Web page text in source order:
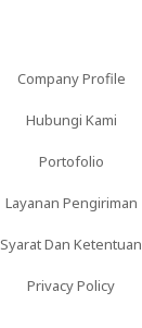
Company Profile
Hubungi Kami
Portofolio
Layanan Pengiriman
Syarat Dan Ketentuan
Privacy Policy